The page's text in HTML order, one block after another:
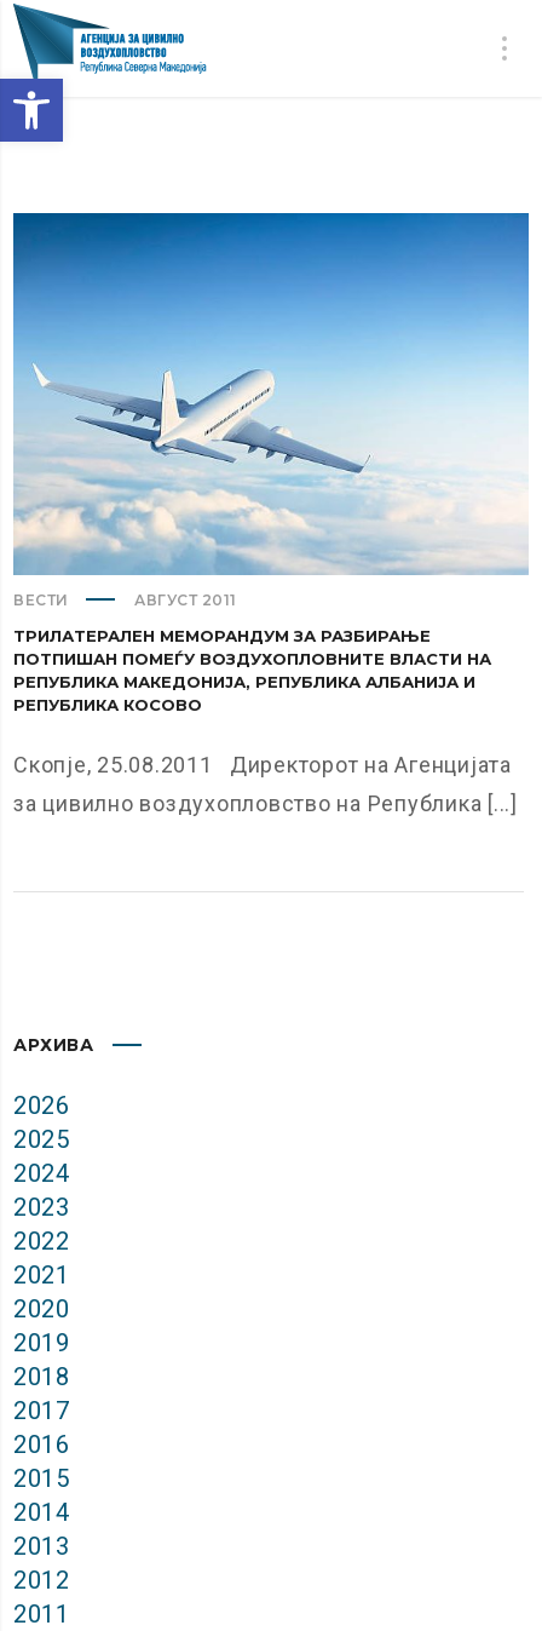
Open toolbar
ВЕСТИ АВГУСТ 2011
ТРИЛАТЕРАЛЕН МЕМОРАНДУМ ЗА РАЗБИРАЊЕ
ПОТПИШАН ПОМЕЃУ ВОЗДУХОПЛОВНИТЕ ВЛАСТИ НА
РЕПУБЛИКА МАКЕДОНИЈА, РЕПУБЛИКА АЛБАНИЈА И
РЕПУБЛИКА КОСОВО
Скопје, 25.08.2011 Директорот на Агенцијата
за цивилно воздухопловство на Република [...]
АРХИВА
2026
2025
2024
2023
2022
2021
2020
2019
2018
2017
2016
2015
2014
2013
2012
2011